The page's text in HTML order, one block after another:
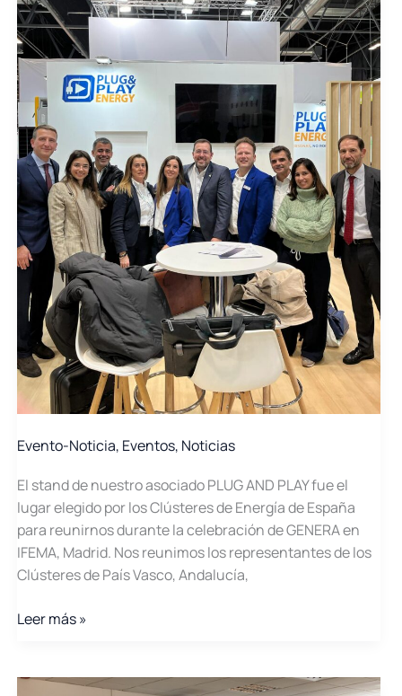
Evento-Noticia, Eventos, Noticias
El stand de nuestro asociado PLUG AND PLAY fue el
lugar elegido por los Clústeres de Energía de España
para reunirnos durante la celebración de GENERA en
IFEMA, Madrid. Nos reunimos los representantes de los
Clústeres de País Vasco, Andalucía,
Reunión
de
Leer más »